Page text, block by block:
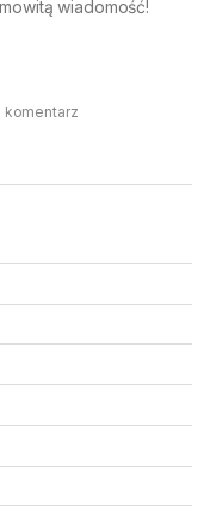
wiadomość!
komentarz